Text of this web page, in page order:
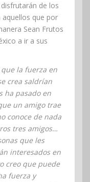
de los
que por
Sean Frutos
a ir a sus
que la fuerza en
crea saldrían
ha pasado en
un amigo trae
conoce de nada
tres amigos…
que les
interesados en
creo que puede
fuerza y